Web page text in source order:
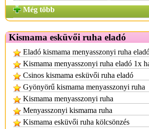
Még több
Kismama esküvői ruha eladó
Eladó kismama menyasszonyi ruha
Kismama menyasszonyi ruha eladó 1x
Csinos kismama esküvői ruha eladó
Gyönyörű kismama menyasszonyi ruha
Kismama menyasszonyi ruha
Menyasszonyi kismama ruha
Kismama esküvői ruha kölcsönzés